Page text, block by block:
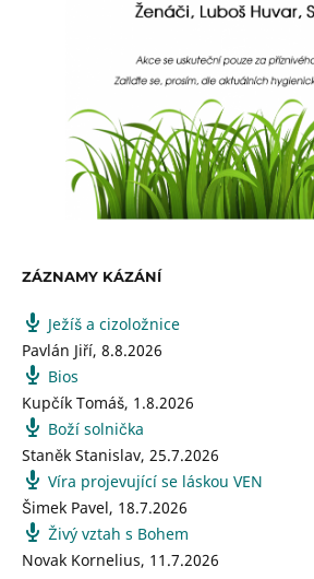
ZÁZNAMY KÁZÁNÍ
Ježíš a cizoložnice
Pavlán Jiří, 8.8.2026
Bios
Kupčík Tomáš, 1.8.2026
Boží solnička
Staněk Stanislav, 25.7.2026
Víra projevující se láskou VEN
Šimek Pavel, 18.7.2026
Živý vztah s Bohem
Novak Kornelius, 11.7.2026